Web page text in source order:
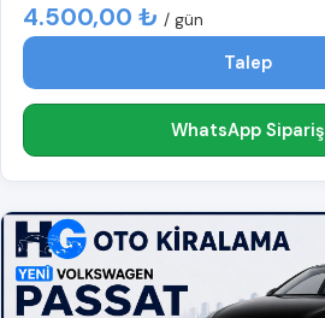
4.500,00 ₺ / gün
Talep
WhatsApp Sipariş